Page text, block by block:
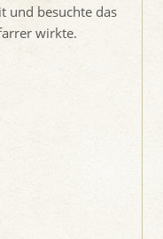
und besuchte das
wirkte.